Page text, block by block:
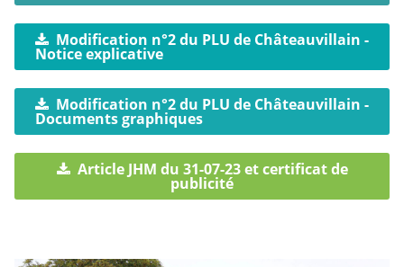
Modification n°2 du PLU de Châteauvillain -
Notice explicative
Modification n°2 du PLU de Châteauvillain -
Documents graphiques
Article JHM du 31-07-23 et certificat de
publicité